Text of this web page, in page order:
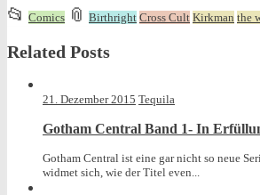
📂 This
was
posted
Comics 📎 and
Birthright Cross Cult Kirkman the
Related Posts
21. Dezember 2015 Tequila
Gotham Central Band 1- In
Gotham Central ist eine gar nicht so neue
widmet sich, wie der Titel even...